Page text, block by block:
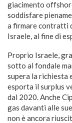
giacimento
soddisfare
a firmare contratti
Israele, al fine di
Proprio Israele,
sotto al fondale
supera la richiesta
esporta il surplus
dal 2020. Anche
gas davanti alle
non è ancora